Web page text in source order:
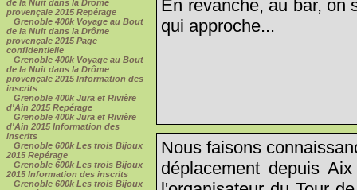
de la Nuit dans la Drôme
provençale 2015 Repérage
Grenoble 400k Voyage au Bout
de la Nuit dans la Drôme
provençale 2015 Page
confidentielle
Grenoble 400k Voyage au Bout
de la Nuit dans la Drôme
provençale 2015 Information des
inscrits
Grenoble 400k Jura et Rivière
d'Ain 2015 Repérage
Grenoble 400k Jura et Rivière
d'Ain 2015 Information des
inscrits
Grenoble 600k Les trois Bijoux
2015 Repérage
Grenoble 600k Les trois Bijoux
2015 Information des inscrits
Grenoble 600k Les trois Bijoux
En revanche, au bar, on
qui approche...
Nous faisons
déplacement depuis